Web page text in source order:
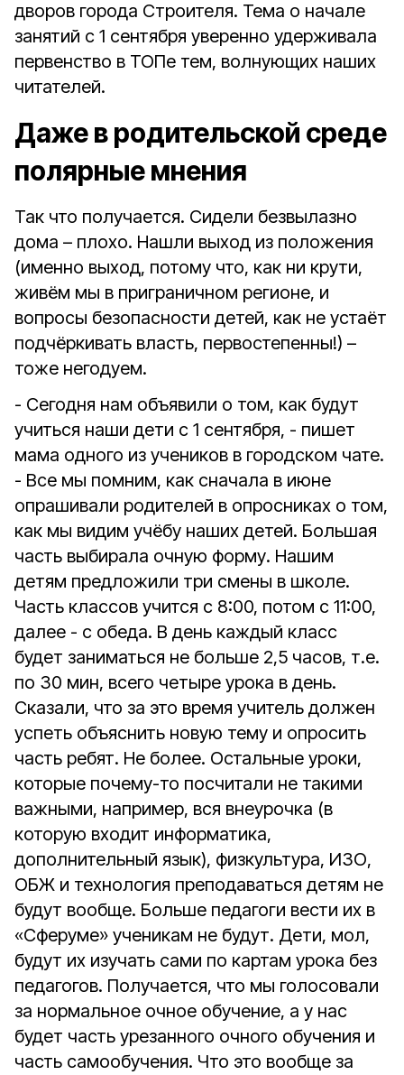
дворов города Строителя. Тема о начале
занятий с 1 сентября уверенно удерживала
первенство в ТОПе тем, волнующих наших
читателей.
Даже в родительской среде
полярные мнения
Так что получается. Сидели безвылазно
дома – плохо. Нашли выход из положения
(именно выход, потому что, как ни крути,
живём мы в приграничном регионе, и
вопросы безопасности детей, как не устаёт
подчёркивать власть, первостепенны!) –
тоже негодуем.
- Сегодня нам объявили о том, как будут
учиться наши дети с 1 сентября, - пишет
мама одного из учеников в городском чате.
- Все мы помним, как сначала в июне
опрашивали родителей в опросниках о том,
как мы видим учёбу наших детей. Большая
часть выбирала очную форму. Нашим
детям предложили три смены в школе.
Часть классов учится с 8:00, потом с 11:00,
далее - с обеда. В день каждый класс
будет заниматься не больше 2,5 часов, т.е.
по 30 мин, всего четыре урока в день.
Сказали, что за это время учитель должен
успеть объяснить новую тему и опросить
часть ребят. Не более. Остальные уроки,
которые почему-то посчитали не такими
важными, например, вся внеурочка (в
которую входит информатика,
дополнительный язык), физкультура, ИЗО,
ОБЖ и технология преподаваться детям не
будут вообще. Больше педагоги вести их в
«Сферуме» ученикам не будут. Дети, мол,
будут их изучать сами по картам урока без
педагогов. Получается, что мы голосовали
за нормальное очное обучение, а у нас
будет часть урезанного очного обучения и
часть самообучения. Что это вообще за